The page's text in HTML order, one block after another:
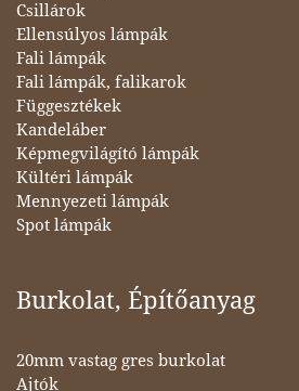
Csillárok
Ellensúlyos lámpák
Fali lámpák
Fali lámpák, falikarok
Függesztékek
Kandeláber
Képmegvilágító lámpák
Kültéri lámpák
Mennyezeti lámpák
Spot lámpák
Burkolat, Építőanyag
20mm vastag gres burkolat
Ajtók